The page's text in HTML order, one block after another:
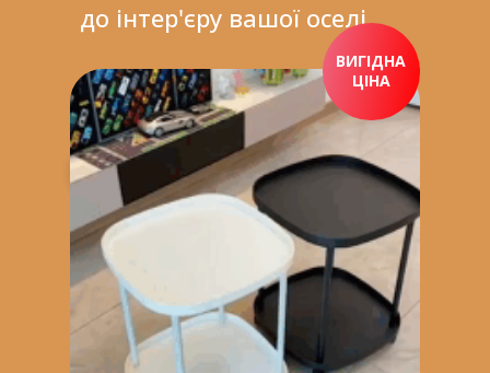
до інтер'єру вашої оселі
ПРИДБАТИ ЗАРАЗ
ВИГІДНА
ЦІНА